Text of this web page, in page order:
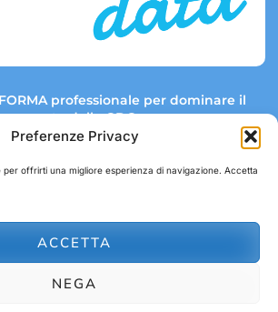
Preferenze Privacy
per offrirti una migliore esperienza di navigazione. Accetta
ACCETTA
NEGA
professionale per dominare il
mercato della GDO.
abbonamenti@gdodata.it